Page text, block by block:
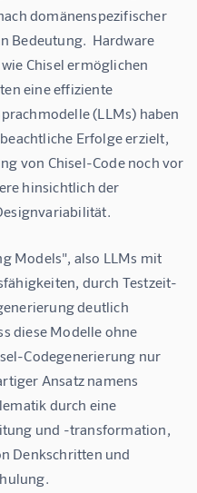
domänenspezifischer
Bedeutung.  Hardware
Chisel ermöglichen
eine effiziente
(LLMs) haben
Erfolge erzielt,
von Chisel-Code noch vor
hinsichtlich der
Models", also LLMs mit
durch Testzeit-
deutlich
diese Modelle ohne
Codegenerierung nur
Ansatz namens
durch eine
und -transformation,
Denkschritten und